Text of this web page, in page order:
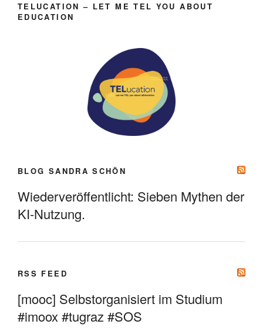
TELUCATION – LET ME TEL YOU ABOUT
EDUCATION
BLOG SANDRA SCHÖN
Wiederveröffentlicht: Sieben Mythen der
KI-Nutzung.
RSS FEED
[mooc] Selbstorganisiert im Studium
#imoox #tugraz #SOS